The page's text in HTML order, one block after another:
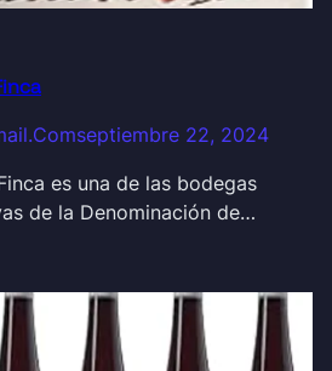
septiembre 22, 2024
es una de las bodegas
de la Denominación de…